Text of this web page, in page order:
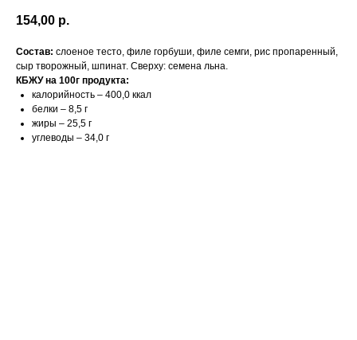
154,00 р.
Состав: слоеное тесто, филе горбуши, филе семги, рис пропаренный,
сыр творожный, шпинат. Сверху: семена льна.
КБЖУ на 100г продукта:
калорийность – 400,0 ккал
белки – 8,5 г
жиры – 25,5 г
углеводы – 34,0 г